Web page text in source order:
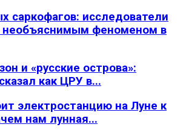
саркофагов: исследователи
необъяснимым феноменом в
и «русские острова»:
как ЦРУ в...
электростанцию на Луне к
нам лунная...